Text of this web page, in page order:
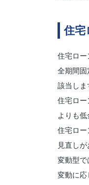
住宅
住宅ロー
全期間固
該当しま
住宅ロー
よりも低
住宅ロー
見直しが
変動型で
変動に応